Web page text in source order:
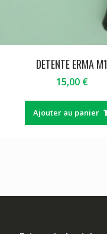
DETENTE ERMA M1
15,00 €
Ajouter au panier